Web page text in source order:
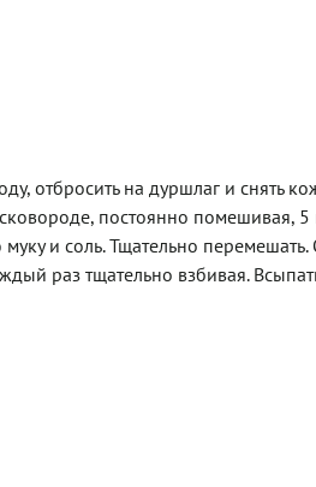
отбросить на дуршлаг и снять
постоянно помешивая, 5
и соль. Тщательно перемешать.
раз тщательно взбивая.